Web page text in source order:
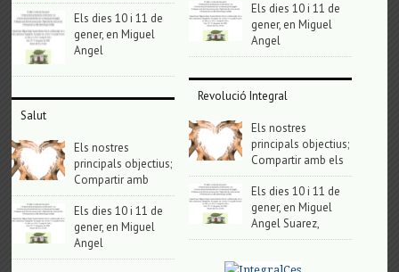
Els dies 10 i 11 de
gener, en Miguel
Angel
Salut
Els nostres
principals objectius;
Compartir amb
Els dies 10 i 11 de
gener, en Miguel
Angel
Els dies 10 i 11 de
gener, en Miguel
Angel
Revolució Integral
Els nostres
principals objectius;
Compartir amb els
Els dies 10 i 11 de
gener, en Miguel
Angel Suarez,